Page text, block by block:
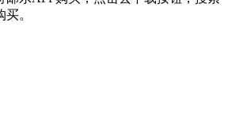
。